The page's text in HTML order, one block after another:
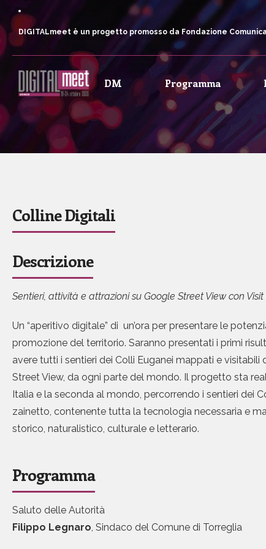
DIGITALmeet è un progetto promosso da Fondazione Comunica
DM Programma
Colline Digitali
Descrizione
Sentieri, attività e attrazioni su Google Street View con
Un “aperitivo digitale” di un’ora per presentare le
promozione del territorio. Saranno presentati i primi
avere tutti i sentieri dei Colli Euganei mappati e
Street View, da ogni parte del mondo. Il progetto sta
Italia e la seconda al mondo, percorrendo i sentieri dei
zainetto, contenente tutta la tecnologia necessaria e
storico, naturalistico, culturale e letterario.
Programma
Saluto delle Autorità
Filippo Legnaro, Sindaco del Comune di Torreglia